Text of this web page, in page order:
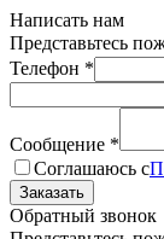
Написать нам
Представьтесь
Телефон *
Сообщение *
Соглашаюсь с
Обратный звонок